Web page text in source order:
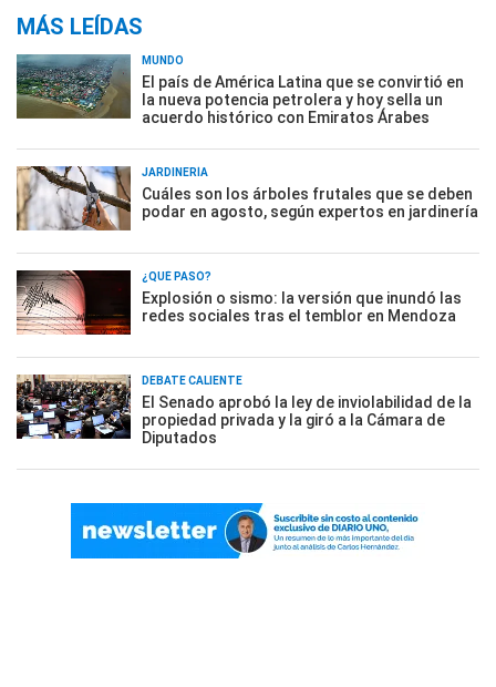
MÁS LEÍDAS
MUNDO
El país de América Latina que se convirtió en
la nueva potencia petrolera y hoy sella un
acuerdo histórico con Emiratos Árabes
JARDINERÍA
Cuáles son los árboles frutales que se deben
podar en agosto, según expertos en jardinería
¿QUÉ PASÓ?
Explosión o sismo: la versión que inundó las
redes sociales tras el temblor en Mendoza
DEBATE CALIENTE
El Senado aprobó la ley de inviolabilidad de la
propiedad privada y la giró a la Cámara de
Diputados